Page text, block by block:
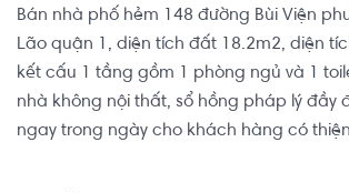
Bán nhà phố hẻm 148 đường Bùi Viện
Lão quận 1, diện tích đất 18.2m2, diện
kết cấu 1 tầng gồm 1 phòng ngủ và 1
nhà không nội thất, sổ hồng pháp lý đầy
ngay trong ngày cho khách hàng có